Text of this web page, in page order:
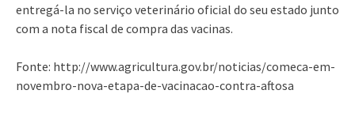
entregá-la no serviço veterinário oficial do seu estado junto
com a nota fiscal de compra das vacinas.
Fonte: http://www.agricultura.gov.br/noticias/comeca-em-
novembro-nova-etapa-de-vacinacao-contra-aftosa